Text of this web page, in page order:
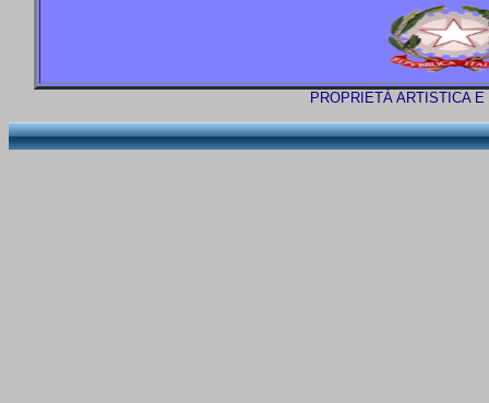
PROPRIETÀ ARTISTICA